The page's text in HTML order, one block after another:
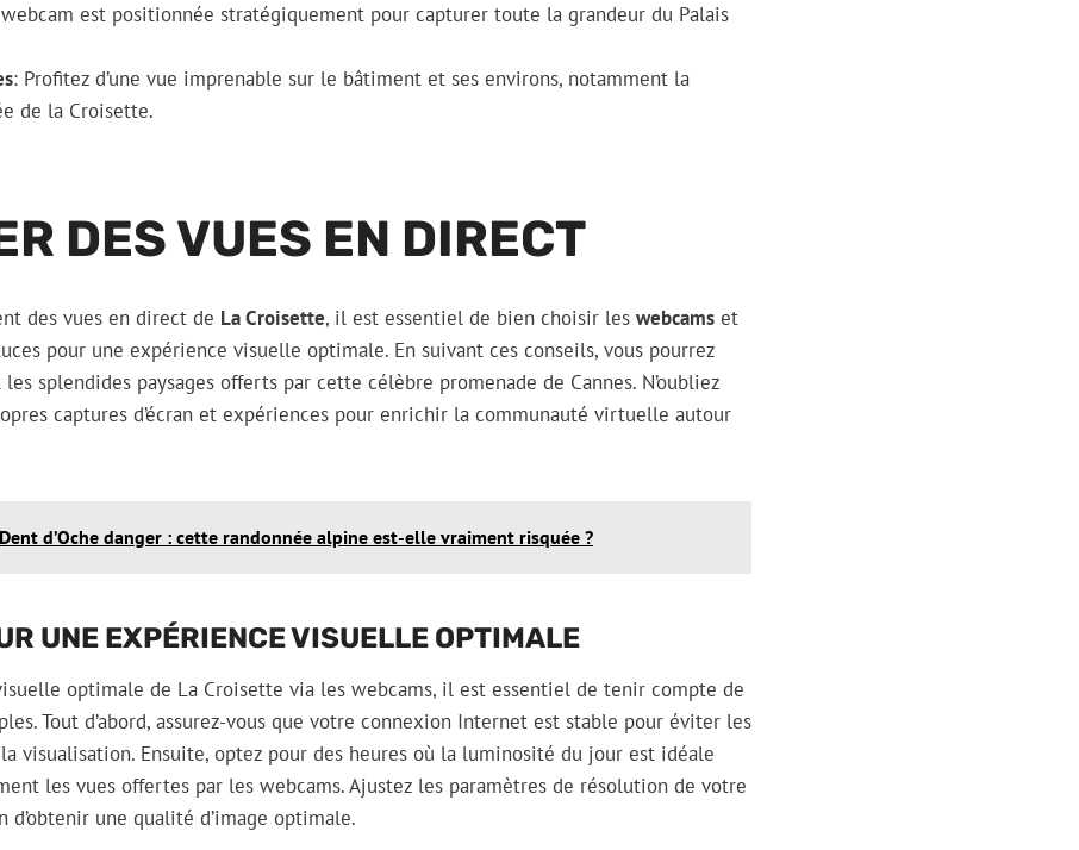
est positionnée stratégiquement pour capturer toute la grandeur du Palais
: Profitez d’une vue imprenable sur le bâtiment et ses environs, notamment la
de la Croisette.
DES VUES EN DIRECT
des vues en direct de La Croisette, il est essentiel de bien choisir les webcams et
pour une expérience visuelle optimale. En suivant ces conseils, vous pourrez
splendides paysages offerts par cette célèbre promenade de Cannes. N’oubliez
captures d’écran et expériences pour enrichir la communauté virtuelle autour
Dent d’Oche danger : cette randonnée alpine est-elle vraiment risquée ?
UNE EXPÉRIENCE VISUELLE OPTIMALE
optimale de La Croisette via les webcams, il est essentiel de tenir compte de
Tout d’abord, assurez-vous que votre connexion Internet est stable pour éviter les
visualisation. Ensuite, optez pour des heures où la luminosité du jour est idéale
les vues offertes par les webcams. Ajustez les paramètres de résolution de votre
d’obtenir une qualité d’image optimale.